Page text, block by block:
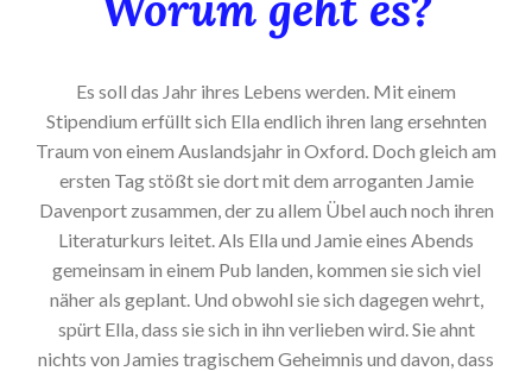
Es soll das Jahr ihres Lebens werden. Mit einem
Stipendium erfüllt sich Ella endlich ihren lang ersehnten
Traum von einem Auslandsjahr in Oxford. Doch gleich am
ersten Tag stößt sie dort mit dem arroganten Jamie
Davenport zusammen, der zu allem Übel auch noch ihren
Literaturkurs leitet. Als Ella und Jamie eines Abends
gemeinsam in einem Pub landen, kommen sie sich viel
näher als geplant. Und obwohl sie sich dagegen wehrt,
spürt Ella, dass sie sich in ihn verlieben wird. Sie ahnt
nichts von Jamies tragischem Geheimnis und davon, dass